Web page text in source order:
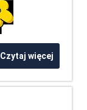
Czytaj więcej